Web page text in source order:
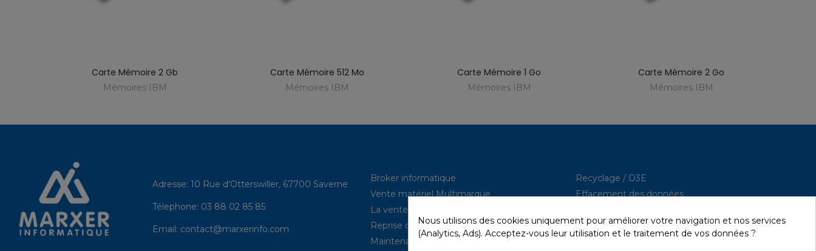
Carte Mémoire 2 Gb
Mémoires IBM
Carte Mémoire 512 Mo
Mémoires IBM
Carte Mémoire 1 Go
Mémoires IBM
Carte Mémoire 2 Go
Mémoires IBM
Adresse: 10 Rue d'Otterswiller, 67700 Saverne
Télephone: 03 88 02 85 85
Email: contact@marxerinfo.com​
Broker informatique
Vente matériel Multimarque
La vente de neuf (power IBM, …)
Reprise de parcs
Maintenance hardware
Recyclage / D3E
Effacement des données
Quick / EDD, Syncsort
Nous utilisons des cookies uniquement pour améliorer votre navigation et nos services
(Analytics, Ads). Acceptez-vous leur utilisation et le traitement de vos données ?